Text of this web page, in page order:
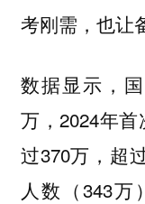
考刚需，也让
数据显示，
万，2024年
过370万，超
人数（343万